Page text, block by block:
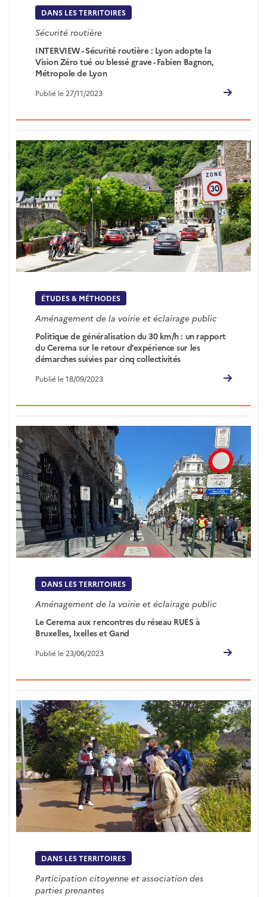
DANS LES TERRITOIRES
Sécurité routière
INTERVIEW - Sécurité routière : Lyon adopte la
Vision Zéro tué ou blessé grave - Fabien Bagnon,
Métropole de Lyon
Publié le 27/11/2023
ÉTUDES & MÉTHODES
Aménagement de la voirie et éclairage public
Politique de généralisation du 30 km/h : un rapport
du Cerema sur le retour d’expérience sur les
démarches suivies par cinq collectivités
Publié le 18/09/2023
DANS LES TERRITOIRES
Aménagement de la voirie et éclairage public
Le Cerema aux rencontres du réseau RUES à
Bruxelles, Ixelles et Gand
Publié le 23/06/2023
DANS LES TERRITOIRES
Participation citoyenne et association des
parties prenantes